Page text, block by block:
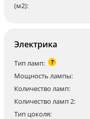
(м2):
Электрика
Тип ламп: ?
Мощность лампы:
Количество ламп:
Количество ламп 2:
Тип цоколя: